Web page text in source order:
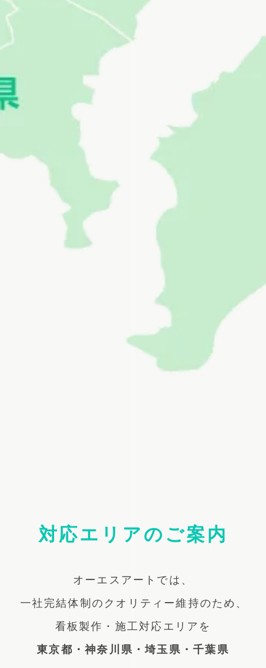
対応エリアのご案内
オーエスアートでは、
一社完結体制のクオリティー維持のため、
看板製作・施工対応エリアを
東京都・神奈川県・埼玉県・千葉県